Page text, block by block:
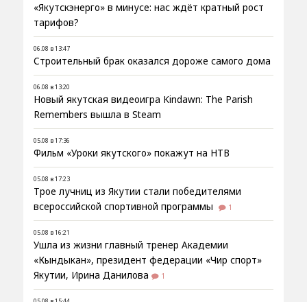
«Якутскэнерго» в минусе: нас ждёт кратный рост
тарифов?
06.08 в 13:47
Строительный брак оказался дороже самого дома
06.08 в 13:20
Новый якутская видеоигра Kindawn: The Parish
Remembers вышла в Steam
05.08 в 17:36
Фильм «Уроки якутского» покажут на НТВ
05.08 в 17:23
Трое лучниц из Якутии стали победителями
всероссийской спортивной программы
1
05.08 в 16:21
Ушла из жизни главный тренер Академии
«Кындыкан», президент федерации «Чир спорт»
Якутии, Ирина Данилова
1